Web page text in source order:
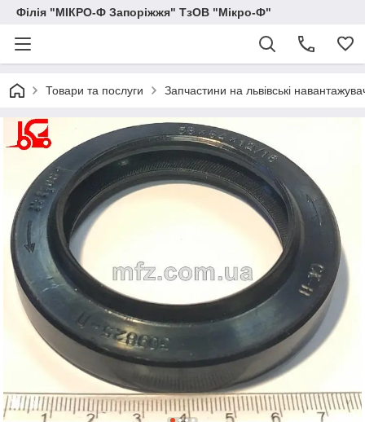
Філія "МІКРО-Ф Запоріжжя" ТзОВ "Мікро-Ф"
Товари та послуги Запчастини на львівські